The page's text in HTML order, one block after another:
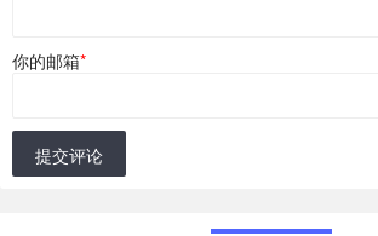
你的邮箱*
提交评论